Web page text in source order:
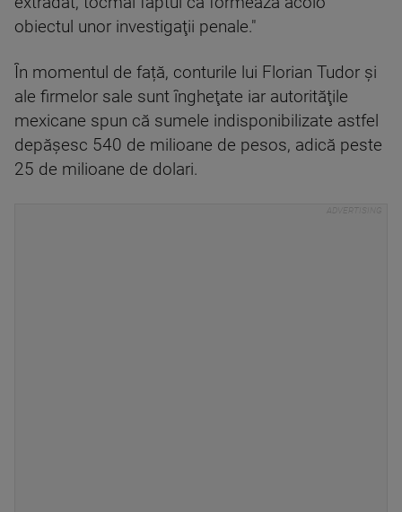
obiectul unor investigaţii penale."
În momentul de față, conturile lui Florian Tudor şi
ale firmelor sale sunt îngheţate iar autorităţile
mexicane spun că sumele indisponibilizate astfel
depăşesc 540 de milioane de pesos, adică peste
25 de milioane de dolari.